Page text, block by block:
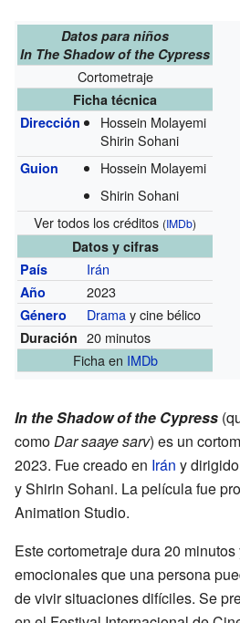
Datos para niños
In The Shadow of the Cypress
Cortometraje
Ficha técnica
Dirección
Hossein Molayemi
Shirin Sohani
Guion
Hossein Molayemi
Shirin Sohani
Ver todos los créditos (IMDb)
Datos y cifras
País
Irán
Año 2023
Género Dramay cine bélico
Duración 20 minutos
Ficha en IMDb
In the Shadow of the Cypress
comoDar saaye sarv) es un
2023. Fue creado en Irán y
y Shirin Sohani. La película fue
Animation Studio.
Este cortometraje dura 20
emocionales que una persona
de vivir situaciones difíciles. Se